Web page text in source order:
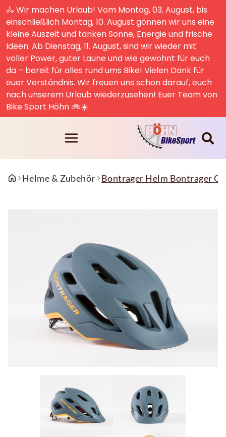
🚴 Wir machen Urlaub! Vom Montag, 03. August, bis
einschließlich Montag, 10. August gönnen wir uns eine
kleine Auszeit und tanken Sonne, Energie und frische
Ideen. Ab Dienstag, 11. August, sind wir wieder mit
voller Power, guter Laune und wie gewohnt für euch
da – bereit für alles rund ums Bike! Vielen Dank für
euer Verständnis. Wir freuen uns schon darauf, euch
nach unserem Urlaub wiederzusehen! Euer Team von
Bike Sport Höhn 🚲☀️
Helme & Zubehör Bontrager Helm Bontrager